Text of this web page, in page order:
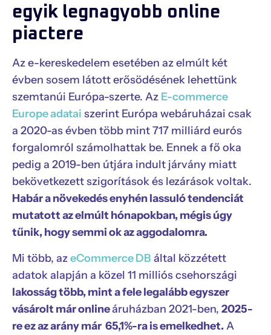
egyik legnagyobb online
piactere
Az e-kereskedelem esetében az elmúlt két
évben sosem látott erősödésének lehettünk
szemtanúi Európa-szerte. Az E-commerce
Europe adatai szerint Európa webáruházai csak
a 2020-as évben több mint 717 milliárd eurós
forgalomról számolhattak be. Ennek a fő oka
pedig a 2019-ben útjára indult járvány miatt
bekövetkezett szigorítások és lezárások voltak.
Habár a növekedés enyhén lassuló tendenciát
mutatott az elmúlt hónapokban, mégis úgy
tűnik, hogy semmi ok az aggodalomra.
Mi több, azeCommerce DB által közzétett
adatok alapján a közel 11 milliós csehországi
lakosság több, mint a fele legalább egyszer
vásárolt már onlineáruházban 2021-ben, 2025-
re ez az arány már 65,1%-ra is emelkedhet. A